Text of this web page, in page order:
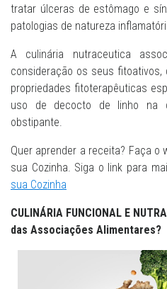
tratar úlceras de estômago e
patologias de natureza
A culinária nutraceutica
consideração os seus
propriedades fitoterapêuticas
uso de decocto de linho na
obstipante.
Quer aprender a receita? Faça o
sua Cozinha. Siga o link para
sua Cozinha
CULINÁRIA FUNCIONAL E
das Associações Alimentares?